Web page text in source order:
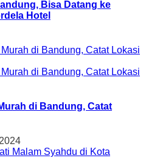
Bisa Datang ke
Hotel
di Bandung, Catat